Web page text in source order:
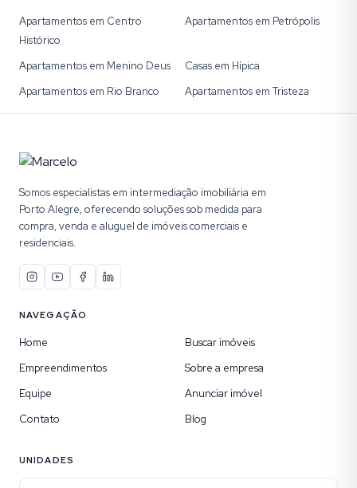
Apartamentos em Centro
Histórico
Apartamentos em Petrópolis
Apartamentos em Menino Deus
Casas em Hípica
Apartamentos em Rio Branco
Apartamentos em Tristeza
Somos especialistas em intermediação imobiliária em
Porto Alegre, oferecendo soluções sob medida para
compra, venda e aluguel de imóveis comerciais e
residenciais.
NAVEGAÇÃO
Home
Buscar imóveis
Empreendimentos
Sobre a empresa
Equipe
Anunciar imóvel
Contato
Blog
UNIDADES